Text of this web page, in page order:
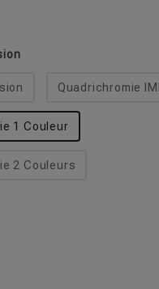
Quadrichromie IML
1 Couleur
2 Couleurs